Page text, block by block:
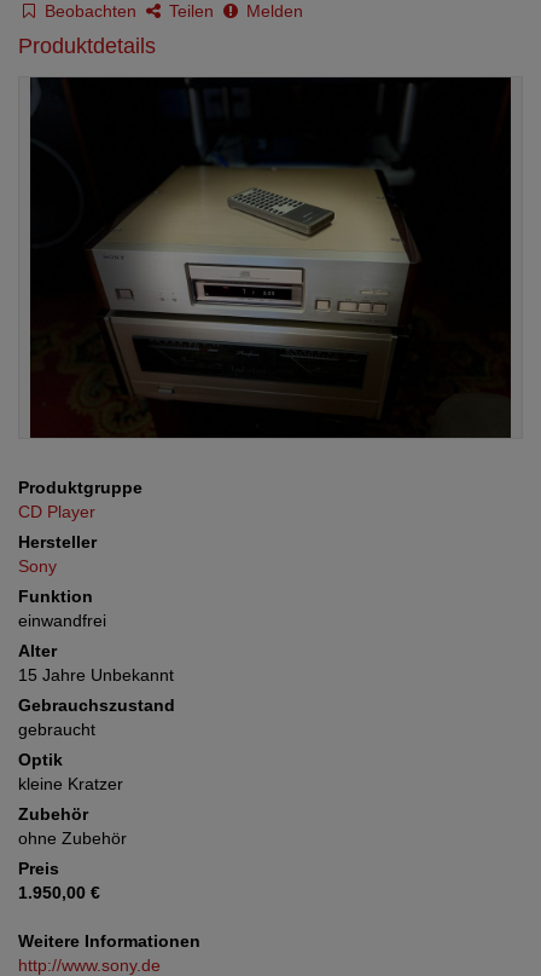
Beobachten Teilen Melden
Produktdetails
Produktgruppe
CD Player
Hersteller
Sony
Funktion
einwandfrei
Alter
15 Jahre Unbekannt
Gebrauchszustand
gebraucht
Optik
kleine Kratzer
Zubehör
ohne Zubehör
Preis
1.950,00 €
Weitere Informationen
http://www.sony.de